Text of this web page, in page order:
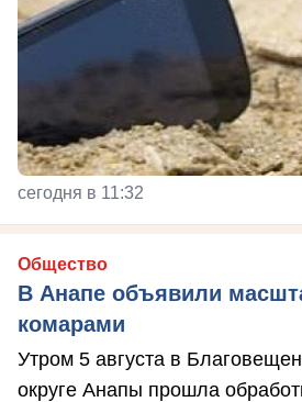
сегодня в 11:32
Общество
В Анапе объявили
комарами
Утром 5 августа в
округе Анапы прошла